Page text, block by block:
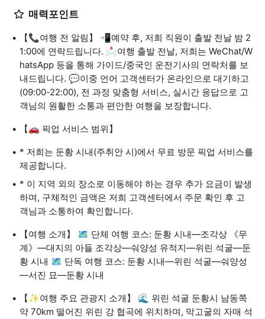
매력포인트
【📞여행 전 알림】 📲예약 후, 저희 직원이 출발 전날 밤 2
1:00에 연락드립니다. 📩여행 출발 전날, 저희는 WeChat/W
hatsApp 등을 통해 가이드/중국인 운전기사의 연락처를 보
내드립니다. 💬이중 언어 고객센터가 온라인으로 대기하고
(09:00-22:00), 전 과정 맞춤형 서비스, 실시간 응답으로 고
객님의 원활한 소통과 편안한 여행을 보장합니다.
【🚗 픽업 서비스 범위】
* 저희는 둔황 시내(주취안 시)에서 무료 방문 픽업 서비스를
제공합니다.
* 이 지역 외의 장소로 이동해야 하는 경우 추가 요금이 발생
하며, 구체적인 금액은 저희 고객센터에서 주문 확인 후 고
객님과 소통하여 확인합니다.
【여행 소개】 🗺️ 단체 여행 코스: 둔황 시내—조각상 《무
계》—대지의 아들 조각상—숴양성 유적지—위린 석굴—둔
황 시내 🗺️ 단독 여행 코스: 둔황 시내—위린 석굴—숴양성
—서진 묘—둔황 시내
【✨여행 주요 관광지 소개】 🌊 위린 석굴 둔황시 남동쪽
약 70km 떨어진 위린 강 협곡에 위치하며, 막고굴의 자매 석